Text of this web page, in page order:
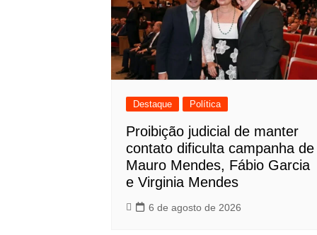
Destaque Política
Proibição judicial de manter
contato dificulta campanha de
Mauro Mendes, Fábio Garcia
e Virginia Mendes
6 de agosto de 2026